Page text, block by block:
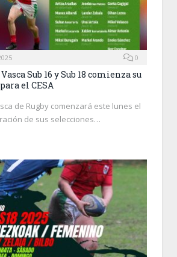
0
Sub 16 y Sub 18 comienza su
el CESA
de Rugby comenzará este lunes el
de sus selecciones…